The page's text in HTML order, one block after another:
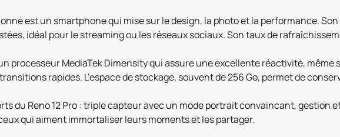
est un smartphone qui mise sur le design, la photo et la performance.
idéal pour le streaming ou les réseaux sociaux. Son taux de
processeur MediaTek Dimensity qui assure une excellente réactivité, même
rapides. L’espace de stockage, souvent de 256 Go, permet de
du Reno 12 Pro : triple capteur avec un mode portrait convaincant, gestion
qui aiment immortaliser leurs moments et les partager.